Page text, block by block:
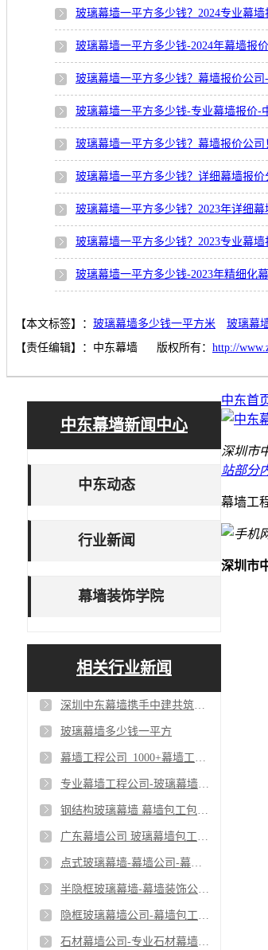
玻璃幕墙一平方多少钱？2024专业幕墙
玻璃幕墙一平方多少钱-2024年幕墙报
玻璃幕墙一平方多少钱？幕墙报价公司
玻璃幕墙一平方多少钱-专业幕墙报价-
玻璃幕墙一平方多少钱？幕墙报价公司
玻璃幕墙一平方多少钱？详细幕墙报价
玻璃幕墙一平方多少钱？2023年详细幕
玻璃幕墙一平方多少钱？2023专业幕墙
玻璃幕墙一平方多少钱-2023年精细化幕
【本文标签】： 玻璃幕墙多少钱一平方米
玻璃幕
【责任编辑】： 中东幕墙 版权所有： http://
中东幕墙新闻中心
中东动态
行业新闻
幕墙装饰学院
相关行业新闻
深圳中东幕墙携手中建共筑单元式幕墙工程_争创一流幕墙工程公司
玻璃幕墙多少钱一平方
幕墙工程公司_1000+幕墙工程客户案例
专业幕墙工程公司-玻璃幕墙包工包料-深圳幕墙公司
钢结构玻璃幕墙 幕墙包工包料 幕墙设计安装公司
广东幕墙公司 玻璃幕墙包工包料 幕墙设计安装
点式玻璃幕墙-幕墙公司-幕墙包工包料
半隐框玻璃幕墙-幕墙装饰公司-半隐框幕墙包工包料
隐框玻璃幕墙公司-幕墙包工包料-隐框幕墙设计安装
石材幕墙公司-专业石材幕墙包工包料-幕墙设计安装
中东首
深圳市
站部分
幕墙工
深圳市